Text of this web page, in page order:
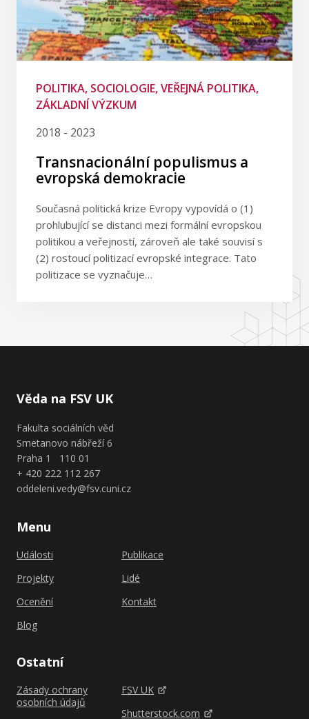
POLITIKA, SOCIOLOGIE, VEŘEJNÁ POLITIKA,
ZÁKLADNÍ VÝZKUM
2018 - 2023
Transnacionální populismus a
evropská demokracie
Současná politická krize Evropy vypovídá o (1)
prohlubující se distanci mezi formální evropskou
politikou a veřejností, zároveň ale také souvisí s
(2) rostoucí politizací evropské integrace. Tato
politizace se vyznačuje…
Věda na FSV UK
Fakulta sociálních věd
Smetanovo nábřeží 6
Praha 1 110 01
+ 420 222 112 267
oddeleni.vedy@fsv.cuni.cz
Menu
Události
Projekty
Ocenění
Blog
Publikace
Lidé
Kontakt
Ostatní
Zásady ochrany
osobních údajů
FSV UK
Shutterstock.com